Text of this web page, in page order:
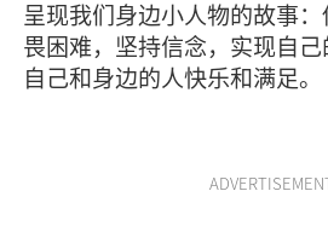
呈现我们身边小人物的故事
畏困难，坚持信念，实现自
自己和身边的人快乐和满足。